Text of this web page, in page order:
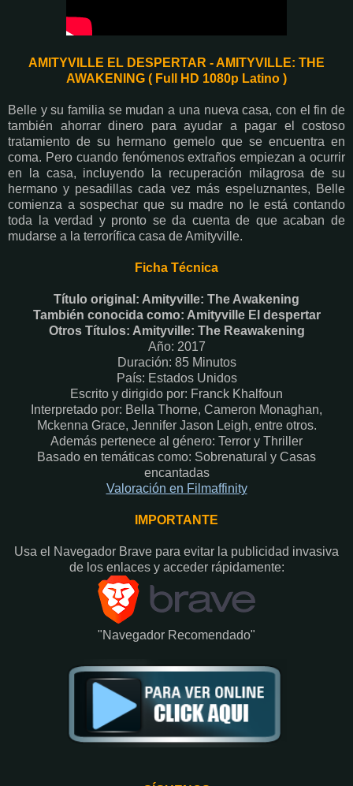
AMITYVILLE EL DESPERTAR - AMITYVILLE: THE
AWAKENING ( Full HD 1080p Latino )
Belle y su familia se mudan a una nueva casa, con el fin de
también ahorrar dinero para ayudar a pagar el costoso
tratamiento de su hermano gemelo que se encuentra en
coma. Pero cuando fenómenos extraños empiezan a ocurrir
en la casa, incluyendo la recuperación milagrosa de su
hermano y pesadillas cada vez más espeluznantes, Belle
comienza a sospechar que su madre no le está contando
toda la verdad y pronto se da cuenta de que acaban de
mudarse a la terrorífica casa de Amityville.
Ficha Técnica
Título original: Amityville: The Awakening
También conocida como: Amityville El despertar
Otros Títulos: Amityville: The Reawakening
Año: 2017
Duración: 85 Minutos
País: Estados Unidos
Escrito y dirigido por: Franck Khalfoun
Interpretado por: Bella Thorne, Cameron Monaghan,
Mckenna Grace, Jennifer Jason Leigh, entre otros.
Además pertenece al género: Terror y Thriller
Basado en temáticas como: Sobrenatural y Casas
encantadas
Valoración en Fi lmaffinity
IMPORTANTE
Usa el Navegador Brave para evitar la publicidad invasiva
de los enlaces y acceder rápidamente:​
"Navegador Recomendado"